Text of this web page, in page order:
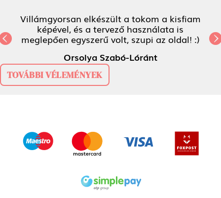
Villámgyorsan elkészült a tokom a kisfiam
képével, és a tervező használata is
meglepően egyszerű volt, szupi az oldal! :)
Orsolya Szabó-Lóránt
Previous
TOVÁBBI VÉLEMÉNYEK